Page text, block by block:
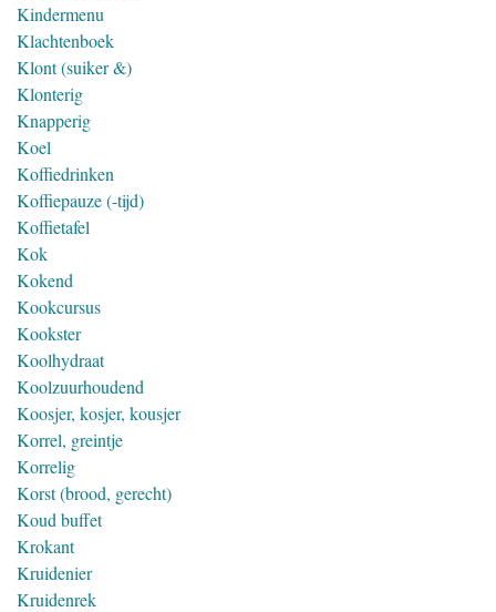
Kindermenu
Klachtenboek
Klont (suiker &)
Klonterig
Knapperig
Koel
Koffiedrinken
Koffiepauze (-tijd)
Koffietafel
Kok
Kokend
Kookcursus
Kookster
Koolhydraat
Koolzuurhoudend
Koosjer, kosjer, kousjer
Korrel, greintje
Korrelig
Korst (brood, gerecht)
Koud buffet
Krokant
Kruidenier
Kruidenrek